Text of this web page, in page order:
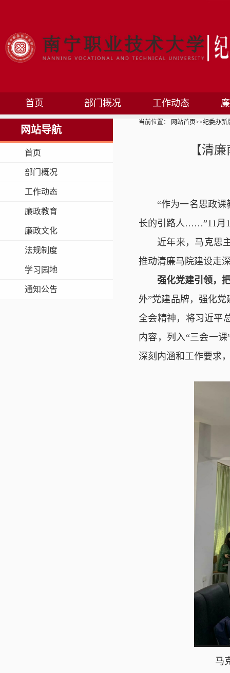
首页 部门概况 工作动态
网站导航
首页
部门概况
工作动态
廉政教育
廉政文化
法规制度
学习园地
通知公告
当前位置： 网站首页>>纪委办新
【清
“作为一名思政
长的引路人……”11月
近年来，马克思
推动清廉马院建设走
强化党建引领，
外”党建品牌，强化
全会精神，将习近平
内容，列入“三会一
深刻内涵和工作要求
马